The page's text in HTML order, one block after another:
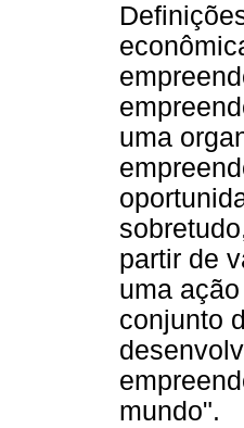
uma
partir de
uma
conjunto
mundo".